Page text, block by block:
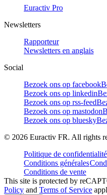
Euractiv Pro
Newsletters
Rapporteur
Newsletters en anglais
Social
Bezoek ons op facebook
Bezoek ons op linkedin
Bezoek ons op rss-feed
Bezoek ons op mastodon
Bezoek ons op bluesky
© 2026 Euractiv FR. All rights
Politique de confidentialité
Conditions générales
Conditions de vente
This site is protected by
Policy and Terms of Service